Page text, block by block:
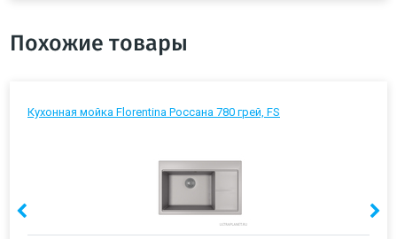
Похожие товары
Кухонная мойка Florentina Россана 780 грей, FS